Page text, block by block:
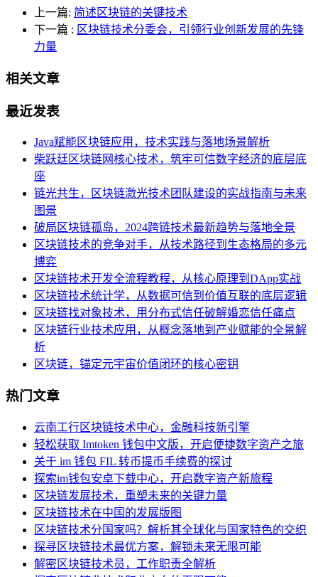
上一篇: 简述区块链的关键技术
下一篇 : 区块链技术分委会，引领行业创新发展的先锋
力量
相关文章
最近发表
Java赋能区块链应用，技术实践与落地场景解析
柴跃廷区块链网核心技术，筑牢可信数字经济的底层底
座
链光共生，区块链激光技术团队建设的实战指南与未来
图景
破局区块链孤岛，2024跨链技术最新趋势与落地全景
区块链技术的竞争对手，从技术路径到生态格局的多元
博弈
区块链技术开发全流程教程，从核心原理到DApp实战
区块链技术统计学，从数据可信到价值互联的底层逻辑
区块链找对象技术，用分布式信任破解婚恋信任痛点
区块链行业技术应用，从概念落地到产业赋能的全景解
析
区块链，锚定元宇宙价值闭环的核心密钥
热门文章
云南工行区块链技术中心，金融科技新引擎
轻松获取 Imtoken 钱包中文版，开启便捷数字资产之旅
关于 im 钱包 FIL 转币提币手续费的探讨
探索im钱包安卓下载中心，开启数字资产新旅程
区块链发展技术，重塑未来的关键力量
区块链技术在中国的发展版图
区块链技术分国家吗？解析其全球化与国家特色的交织
探寻区块链技术最优方案，解锁未来无限可能
解密区块链技术员，工作职责全解析